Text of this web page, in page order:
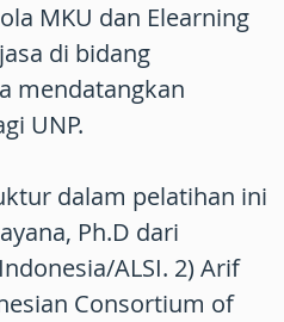
MKU dan Elearning
di bidang
mendatangkan
UNP.
dalam pelatihan ini
Ph.D dari
ALSI. 2) Arif
Consortium of